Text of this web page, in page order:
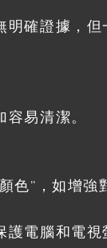
確證據，
易清潔。
”，如增強
電腦和電